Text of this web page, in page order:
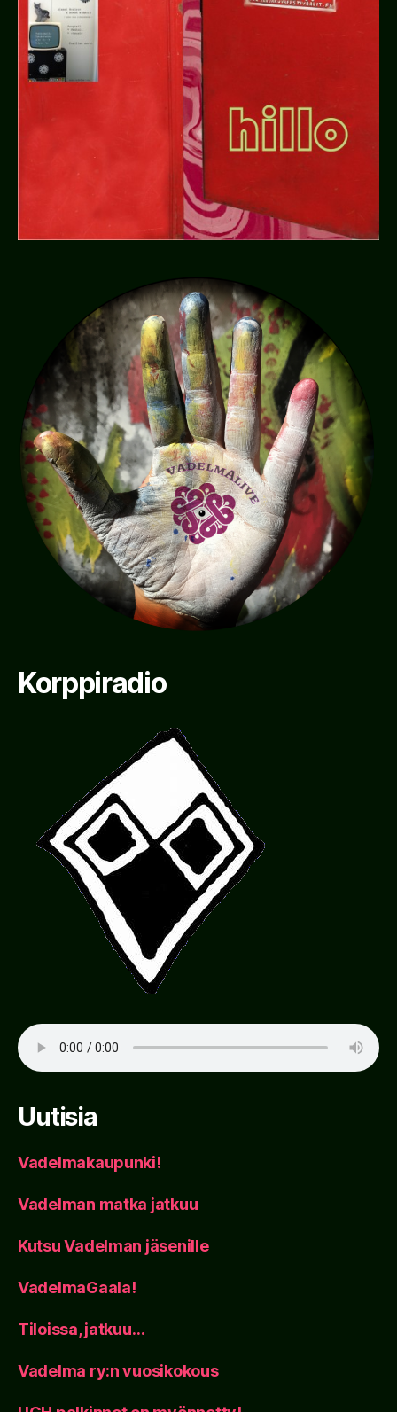
Korppiradio
Uutisia
Vadelmakaupunki!
Vadelman matka jatkuu
Kutsu Vadelman jäsenille
VadelmaGaala!
Tiloissa, jatkuu…
Vadelma ry:n vuosikokous